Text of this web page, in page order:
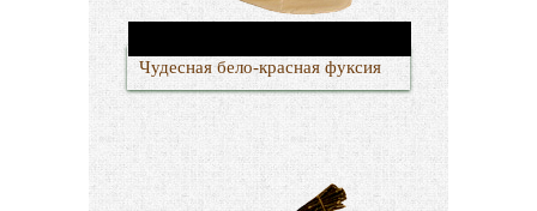
Чудесная бело-красная фуксия